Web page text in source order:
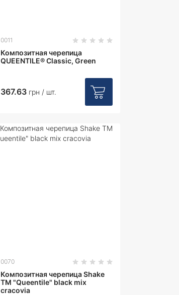
0011
Композитная черепица
QUEENTILE® Classic, Green
367.63грн / шт.
0070
Композитная черепица Shake
ТМ "Queentile" black mix
cracovia